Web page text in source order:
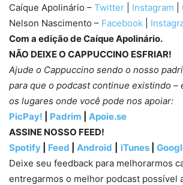
Caíque Apolinário – Twitter Instagram
Nelson Nascimento – Facebook
Com a edição de Caíque Apolinário.
NÃO DEIXE O CAPPUCCINO ESFRIAR!
Ajude o Cappuccino sendo o nosso
para que o podcast continue existindo –
os lugares onde você pode nos apoiar:
PicPay!
Padrim
Apoie.se
ASSINE NOSSO FEED!
Spotify
Feed Android iTunes
Deixe seu feedback para melhorarmos
entregarmos o melhor podcast possível